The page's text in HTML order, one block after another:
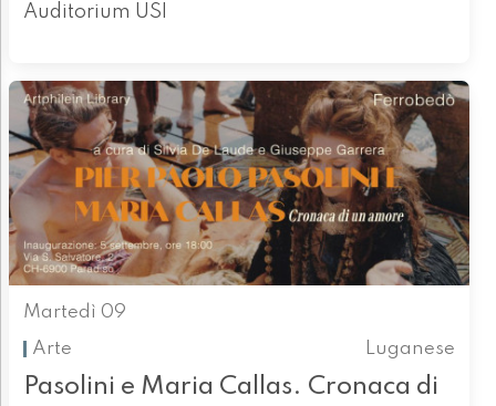
Auditorium USI
Martedì 09
Arte
Luganese
Pasolini e Maria Callas. Cronaca di